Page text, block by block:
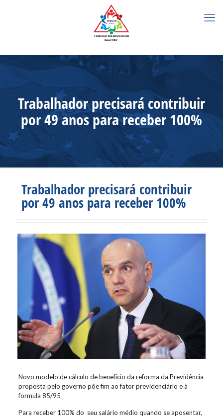
Trabalhador precisará contribuir
por 49 anos para receber 100%
Trabalhador precisará contribuir
por 49 anos para receber 100%
Novo modelo de cálculo de benefício da reforma da Previdência
proposta pelo governo põe fim ao fator previdenciário e à
formula 85/95
Para receber 100% do seu salário médio quando se aposentar,